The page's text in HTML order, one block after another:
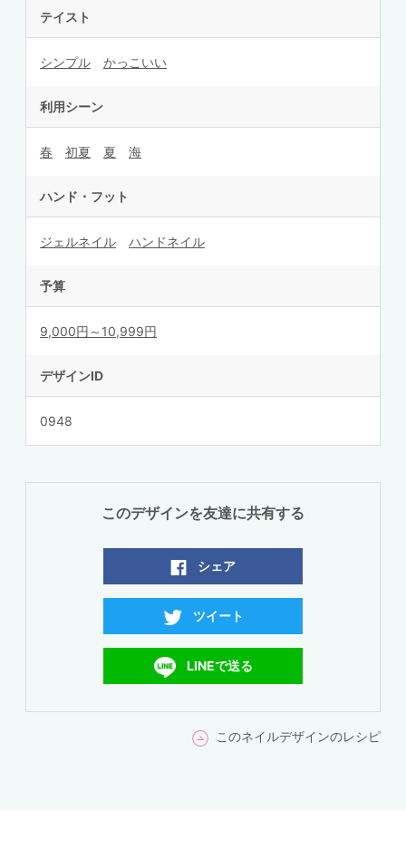
テイスト
シンプル かっこいい
利用シーン
春 初夏 夏 海
ハンド・フット
ジェルネイル ハンドネイル
予算
9,000円～10,999円
デザインID
0948
このデザインを友達に共有する
シェア
ツイート
LINEで送る
このネイルデザインのレシピ